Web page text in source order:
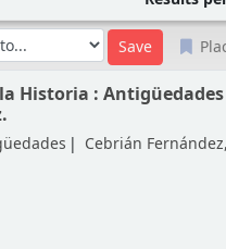
Historia : Antigüedades
Cebrián